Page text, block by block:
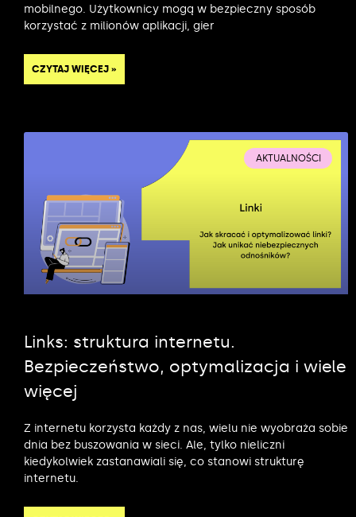
mobilnego. Użytkownicy mogą w bezpieczny sposób
korzystać z milionów aplikacji, gier
CZYTAJ WIĘCEJ »
AKTUALNOŚCI
Links: struktura internetu.
Bezpieczeństwo, optymalizacja i wiele
więcej
Z internetu korzysta każdy z nas, wielu nie wyobraża sobie
dnia bez buszowania w sieci. Ale, tylko nieliczni
kiedykolwiek zastanawiali się, co stanowi strukturę
internetu.